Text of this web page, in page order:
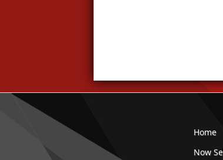
Home
Now